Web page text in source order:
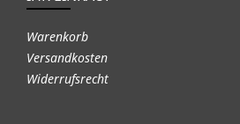
Warenkorb
Versandkosten
Widerrufsrecht